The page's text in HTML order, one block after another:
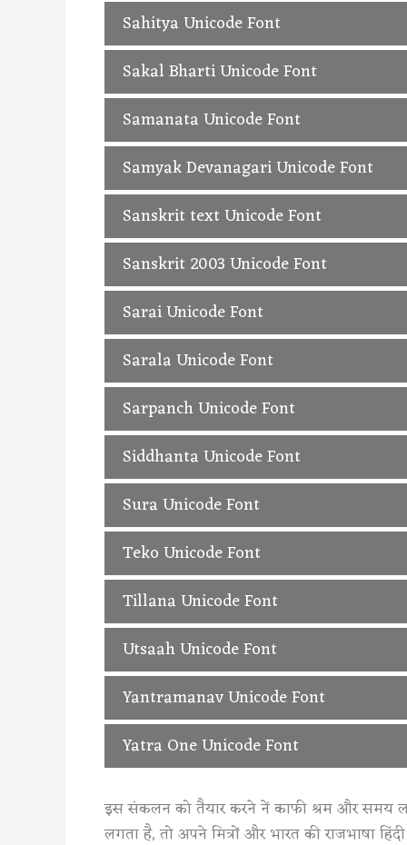
Sahadeva Unicode Hindi Font, Free
Sahitya Unicode Font
Sahitya Unicode Hindi Font, Free
Sakal Bharti Unicode Font
Sakal Bharti Unicode Hindi Font, Free
Samanata Unicode Font
Samanata Unicode Hindi Font, Free
Samyak Devanagari Unicode Font
Samyak Devanagari Unicode Hindi Font,
Sanskrit text Unicode Font
Sanskrit text Unicode Hindi Font, Free
Sanskrit 2003 Unicode Font
Sanskrit 2003 Unicode Hindi Font, Free
Sarai Unicode Font
Sarai Unicode Hindi Font, Free
Sarala Unicode Font
Sarala Unicode Hindi Font, Free
Sarpanch Unicode Font
Sarpanch Unicode Hindi Font, Free
Siddhanta Unicode Font
Siddhanta Unicode Hindi Font, Free
Sura Unicode Font
Sura Unicode Hindi Font, Free Download
Teko Unicode Font
Teko Unicode Hindi Font, Free Download
Tillana Unicode Font
Tillana Unicode Hindi Font, Free
Utsaah Unicode Font
Utsaah Unicode Hindi Font, Free
Yantramanav Unicode Font
Yantramanav Unicode Hindi Font, Free
Yatra One Unicode Font
इस संकलन को तैयार करने नें काफी श्रम और समय
लगता है, तो अपने मित्रों और भारत की राजभाषा